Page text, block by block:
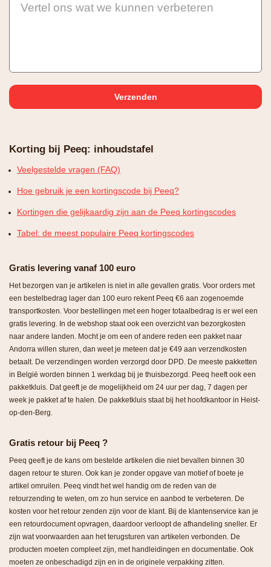
Vertel ons wat we kunnen verbeteren
Korting bij Peeq: inhoudstafel
Veelgestelde vragen (FAQ)
Hoe gebruik je een kortingscode bij Peeq?
Kortingen die gelijkaardig zijn aan de Peeq kortingscodes
Tabel: de meest populaire Peeq kortingscodes
Gratis levering vanaf 100 euro
Het bezorgen van je artikelen is niet in alle gevallen gratis. Voor orders met
een bestelbedrag lager dan 100 euro rekent Peeq €6 aan zogenoemde
transportkosten. Voor bestellingen met een hoger totaalbedrag is er wel een
gratis levering. In de webshop staat ook een overzicht van bezorgkosten
naar andere landen. Mocht je om een of andere reden een pakket naar
Andorra willen sturen, dan weet je meteen dat je €49 aan verzendkosten
betaalt. De verzendingen worden verzorgd door DPD. De meeste pakketten
in België worden binnen 1 werkdag bij je thuisbezorgd. Peeq heeft ook een
pakketkluis. Dat geeft je de mogelijkheid om 24 uur per dag, 7 dagen per
week je pakket af te halen. De pakketkluis staat bij het hoofdkantoor in Heist-
op-den-Berg.
Gratis retour bij Peeq ?
Peeq geeft je de kans om bestelde artikelen die niet bevallen binnen 30
dagen retour te sturen. Ook kan je zonder opgave van motief of boete je
artikel omruilen. Peeq vindt het wel handig om de reden van de
retourzending te weten, om zo hun service en aanbod te verbeteren. De
kosten voor het retour zenden zijn voor de klant. Bij de klantenservice kan je
een retourdocument opvragen, daardoor verloopt de afhandeling sneller. Er
zijn wat voorwaarden aan het terugsturen van artikelen verbonden. De
producten moeten compleet zijn, met handleidingen en documentatie. Ook
moeten ze onbeschadigd zijn en in de originele verpakking zitten.